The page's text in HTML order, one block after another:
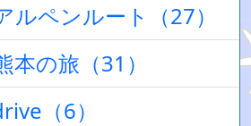
ルペンルート（27）
本の旅（31）
（6）